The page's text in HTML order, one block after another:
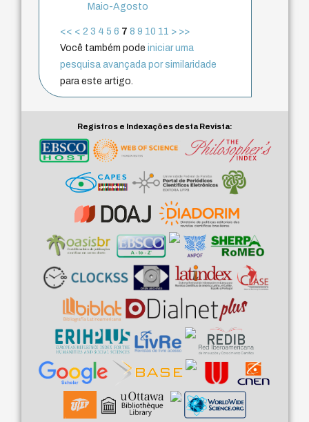
Maio-Agosto
<< < 2 3 4 5 6 7 8 9 10 11 > >>
Você também podeiniciar uma
pesquisa avançada por similaridade
para este artigo.
Registros e Indexações desta Revista: